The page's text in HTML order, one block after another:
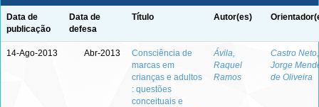
Data de
publicação
Data de
defesa
Título Autor(es)
14-Ago-2013 Abr-2013
Consciência de
marcas em
crianças e adultos
: questões
conceituais e
Ávila,
Raquel
Ramos
Castro Neto,
Jorge
de Oliveira